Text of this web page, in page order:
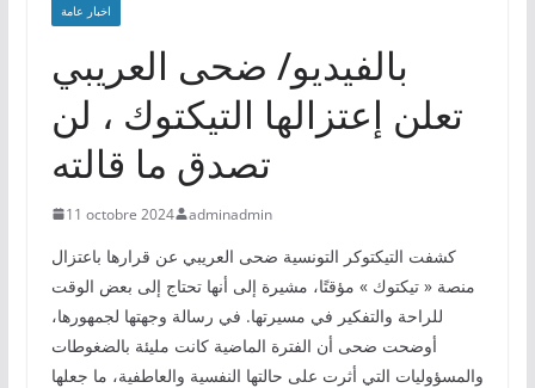
اخبار عامة
بالفيديو/ ضحى العريبي
تعلن إعتزالها التيكتوك ، لن
تصدق ما قالته
11 octobre 2024 adminadmin
كشفت التيكتوكر التونسية ضحى العريبي عن قرارها باعتزال
منصة « تيكتوك » مؤقتًا، مشيرة إلى أنها تحتاج إلى بعض الوقت
للراحة والتفكير في مسيرتها. في رسالة وجهتها لجمهورها،
أوضحت ضحى أن الفترة الماضية كانت مليئة بالضغوطات
والمسؤوليات التي أثرت على حالتها النفسية والعاطفية، ما جعلها